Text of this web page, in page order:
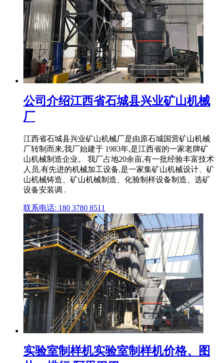
公司介绍江西省石城县兴业矿山机械
厂
江西省石城县兴业矿山机械厂是由原石城国营矿山机械
厂转制而来,我厂始建于 1983年,是江西省的一家老牌矿
山机械制造企业。 我厂占地20余亩,有一批经验丰富技术
人员,有先进的机械加工设备,是一家集矿山机械设计、矿
山机械铸造、矿山机械制造、化验制样设备制造、选矿
设备安装调 .
联系电话: 180 3780 8511
实验室制样机实验室制样机价格、图